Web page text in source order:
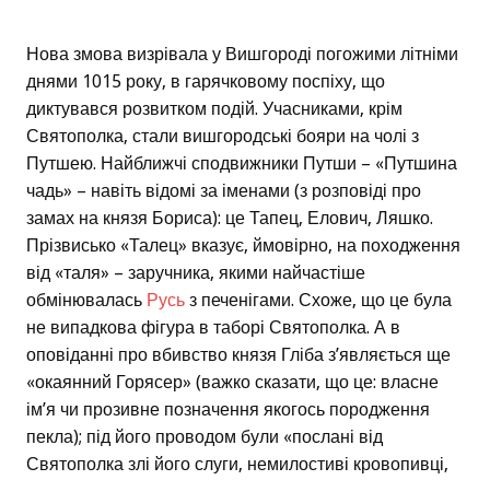
Нова змова визрівала у Вишгороді погожими літніми
днями 1015 року, в гарячковому поспіху, що
диктувався розвитком подій. Учасниками, крім
Святополка, стали вишгородські бояри на чолі з
Путшею. Найближчі сподвижники Путши – «Путшина
чадь» – навіть відомі за іменами (з розповіді про
замах на князя Бориса): це Тапец, Елович, Ляшко.
Прізвисько «Талец» вказує, ймовірно, на походження
від «таля» – заручника, якими найчастіше
обмінювалась Русь з печенігами. Схоже, що це була
не випадкова фігура в таборі Святополка. А в
оповіданні про вбивство князя Гліба з’являється ще
«окаянний Горясер» (важко сказати, що це: власне
ім’я чи прозивне позначення якогось породження
пекла); під його проводом були «послані від
Святополка злі його слуги, немилостиві кровопивці,